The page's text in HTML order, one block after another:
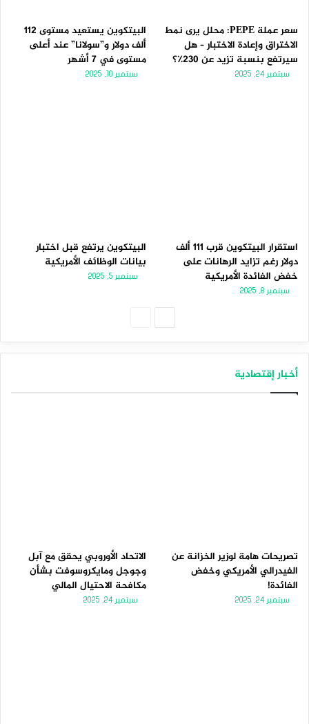
سعر عملة PEPE: محلل يرى نمط
الاختراق وإعادة الاختبار – هل
سيرتفع بنسبة تزيد عن 230٪؟
سبتمبر 24, 2025
البيتكوين يستعيد مستوى 112
ألف دولار و”سولانا” عند أعلى
مستوى في 7 أشهر
سبتمبر 10, 2025
استقرار البيتكوين قرب 111 ألف
دولار رغم تزايد الرهانات على
خفض الفائدة الأمريكية
سبتمبر 8, 2025
البيتكوين يرتفع قبل اختبار
بيانات الوظائف الأمريكية
سبتمبر 5, 2025
أخبار إقتصادية
تصريحات هامة لوزير الخزانة عن
الفيدرالي الأمريكي وخفض
الفائدة!
سبتمبر 24, 2025
الاتحاد الأوروبي يحقق مع آبل
وجوجل ومايكروسوفت بشأن
مكافحة الاحتيال المالي
سبتمبر 24, 2025